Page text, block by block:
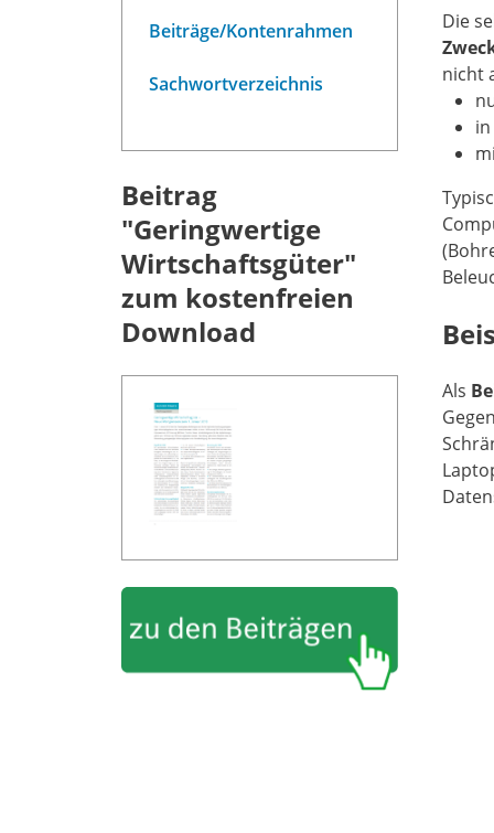
Beiträge/Kontenrahmen
Sachwortverzeichnis
Beitrag
"Geringwertige
Wirtschaftsgüter"
zum kostenfreien
Download
Die
nicht
Als